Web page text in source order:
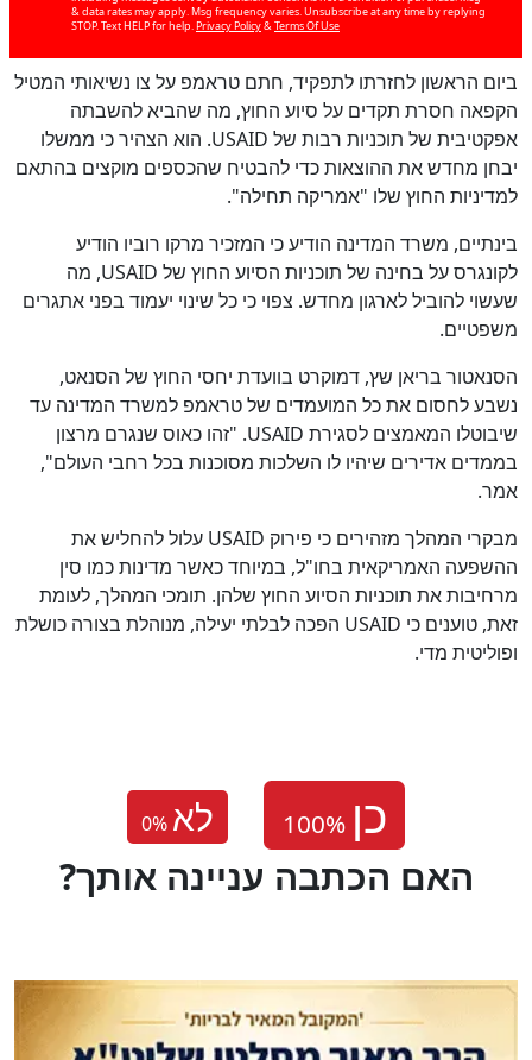
& data rates may apply. Msg frequency varies. Unsubscribe at any time by replying
STOP. Text HELP for help. Privacy Policy& Terms Of Use
ביום הראשון לחזרתו לתפקיד, חתם טראמפ על צו נשיאותי המטיל
הקפאה חסרת תקדים על סיוע החוץ, מה שהביא להשבתה
אפקטיבית של תוכניות רבות של USAID. הוא הצהיר כי ממשלו
יבחן מחדש את ההוצאות כדי להבטיח שהכספים מוקצים בהתאם
למדיניות החוץ שלו "אמריקה תחילה".
בינתיים, משרד המדינה הודיע כי המזכיר מרקו רוביו הודיע
לקונגרס על בחינה של תוכניות הסיוע החוץ של USAID, מה
שעשוי להוביל לארגון מחדש. צפוי כי כל שינוי יעמוד בפני אתגרים
משפטיים.
הסנאטור בריאן שץ, דמוקרט בוועדת יחסי החוץ של הסנאט,
נשבע לחסום את כל המועמדים של טראמפ למשרד המדינה עד
שיבוטלו המאמצים לסגירת USAID. "זהו כאוס שנגרם מרצון
בממדים אדירים שיהיו לו השלכות מסוכנות בכל רחבי העולם",
אמר.
מבקרי המהלך מזהירים כי פירוק USAID עלול להחליש את
ההשפעה האמריקאית בחו"ל, במיוחד כאשר מדינות כמו סין
מרחיבות את תוכניות הסיוע החוץ שלהן. תומכי המהלך, לעומת
זאת, טוענים כי USAID הפכה לבלתי יעילה, מנוהלת בצורה כושלת
ופוליטית מדי.
0% לא
100%כן
?האם הכתבה עניינה אותך